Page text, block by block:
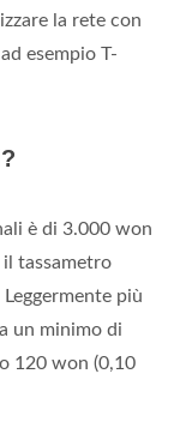
la rete con
esempio T-
è di 3.000 won
tassametro
più
un minimo di
120 won (0,10